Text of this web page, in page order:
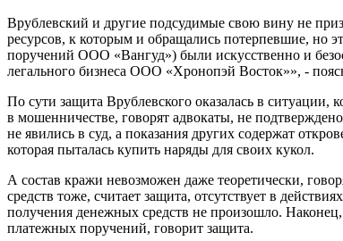
Врублевский и другие подсудимые свою вину не
ресурсов, к которым и обращались потерпевшие, но
поручений ООО «Вангуд») были искусственно и
легального бизнеса ООО «Хронопэй Восток»», -
По сути защита Врублевского оказалась в
в мошенничестве, говорят адвокаты, не
не явились в суд, а показания других содержат
которая пыталась купить наряды для своих кукол.
А состав кражи невозможен даже теоретически,
средств тоже, считает защита, отсутствует в
получения денежных средств не произошло.
платежных поручений, говорит защита.